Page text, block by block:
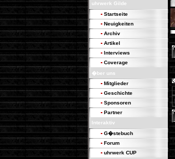
uhrwerk Gilde
Startseite
Neuigkeiten
Archiv
Artikel
Interviews
Coverage
�ber uns
Mitglieder
Geschichte
Sponsoren
Partner
Interaktiv
G�stebuch
Forum
uhrwerk CUP